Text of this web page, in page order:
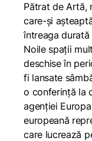
Pătrat de Artă,
care-și
întreaga durată
Noile spații
deschise în
fi lansate
o conferință la
agenției
europeană
care lucrează